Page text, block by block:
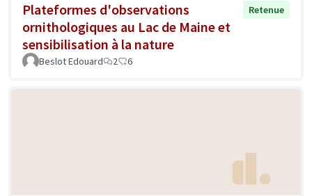
Plateformes d'observations
ornithologiques au Lac de Maine et
sensibilisation à la nature
Retenue
Beslot Edouard 2 6